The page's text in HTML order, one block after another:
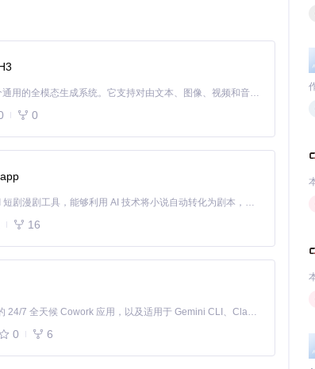
MiniMax H3 是一个通用的全模态生成系统。它支持对由文本、图像、视频和音频组成的多模态上下文进行统一理解，并能生成分辨率高达 2K、时长可达 15 秒的带原生立体声音频的视频。得益于面向任务泛化的系统设计，H3 在预训练阶段就已具备广泛的多模态上下文理解与生成能力，能够出色地执行复杂的多模态指令。
0
Toonflow 是一款 AI 短剧漫剧工具，能够利用 AI 技术将小说自动转化为剧本，并结合 AI 生成的图片和视频，实现高效的短剧创作。借助 Toonflow，可以轻松完成从文字到影像的全流程，让短剧制作变得更加智能与便捷。
16
免费、本地、开源的 24/7 全天候 Cowork 应用，以及适用于 Gemini CLI、Claude Code、Codex、OpenCode、Qwen Code、Goose CLI、Auggie 等的 OpenClaw | 🌟 喜欢就点star吧
0 6